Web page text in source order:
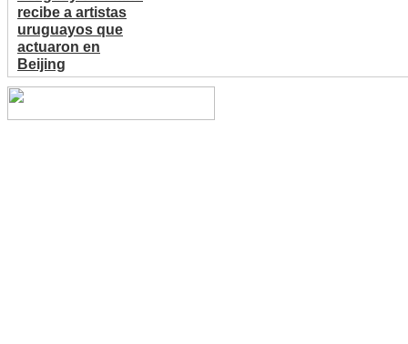
recibe a artistas
uruguayos que
actuaron en
Beijing